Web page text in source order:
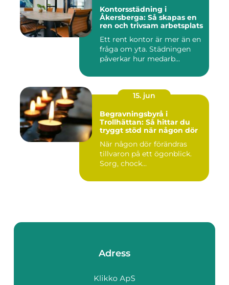
Kontorsstädning i
Åkersberga: Så skapas en
ren och trivsam arbetsplats
Ett rent kontor är mer än en
fråga om yta. Städningen
påverkar hur medarb...
15. jun
Begravningsbyrå i
Trollhättan: Så hittar du
tryggt stöd när någon dör
När någon dör förändras
tillvaron på ett ögonblick.
Sorg, chock...
Adress